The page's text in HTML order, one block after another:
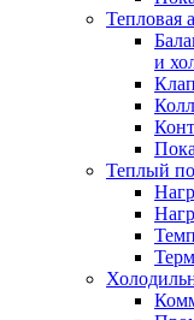
Тепловая
и
Теплый